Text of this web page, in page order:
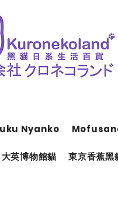
Nyanko
大英博物館貓 東京香蕉黑